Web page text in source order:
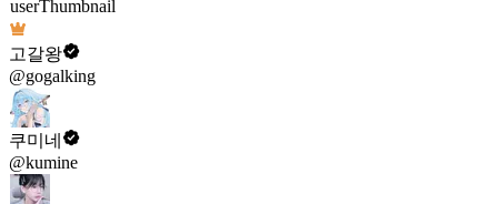
고갈왕
@gogalking
쿠미네
@kumine